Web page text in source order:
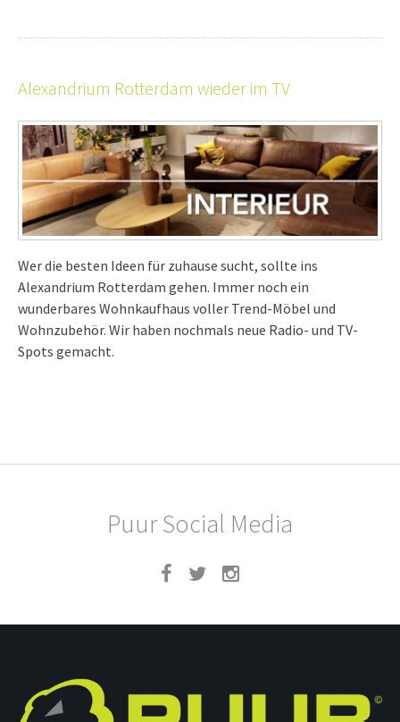
Alexandrium Rotterdam wieder im TV
Wer die besten Ideen für zuhause sucht, sollte ins
Alexandrium Rotterdam gehen. Immer noch ein
wunderbares Wohnkaufhaus voller Trend-Möbel und
Wohnzubehör. Wir haben nochmals neue Radio- und TV-
Spots gemacht.
Puur Social Media